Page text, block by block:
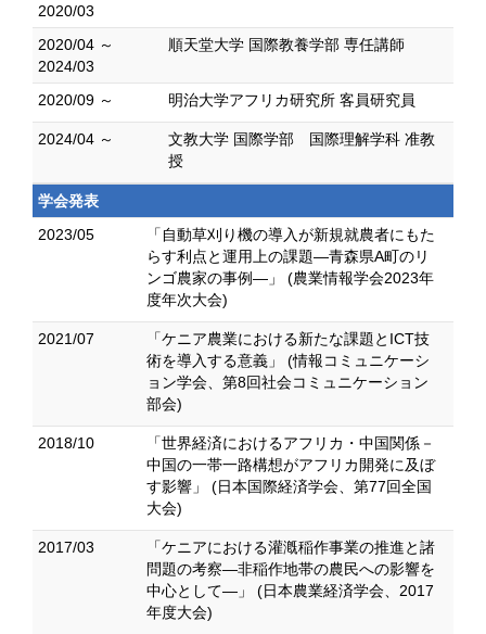
2020/03
2020/04 ～
2024/03
順天堂大学 国際教養学部 専任講師
2020/09 ～ 明治大学アフリカ研究所 客員研究員
2024/04 ～
文教大学 国際学部 国際理解学科 准教
授
学会発表
2023/05
「自動草刈り機の導入が新規就農者にもた
らす利点と運用上の課題―青森県A町のリ
ンゴ農家の事例―」 (農業情報学会2023年
度年次大会)
2021/07
「ケニア農業における新たな課題とICT技
術を導入する意義」 (情報コミュニケーシ
ョン学会、第8回社会コミュニケーション
部会)
2018/10
「世界経済におけるアフリカ・中国関係－
中国の一帯一路構想がアフリカ開発に及ぼ
す影響」 (日本国際経済学会、第77回全国
大会)
2017/03
「ケニアにおける灌漑稲作事業の推進と諸
問題の考察―非稲作地帯の農民への影響を
中心として―」 (日本農業経済学会、2017
年度大会)